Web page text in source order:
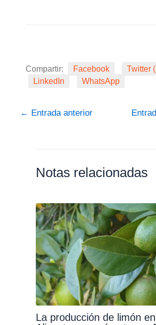
Compartir: Facebook
Twitter
LinkedIn
WhatsApp
← Entrada anterior
Notas relacionadas
La producción de limón en